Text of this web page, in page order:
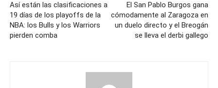
Así están las clasificaciones a
19 días de los playoffs de la
NBA: los Bulls y los Warriors
pierden comba
El San Pablo Burgos gana
cómodamente al Zaragoza en
un duelo directo y el Breogán
se lleva el derbi gallego